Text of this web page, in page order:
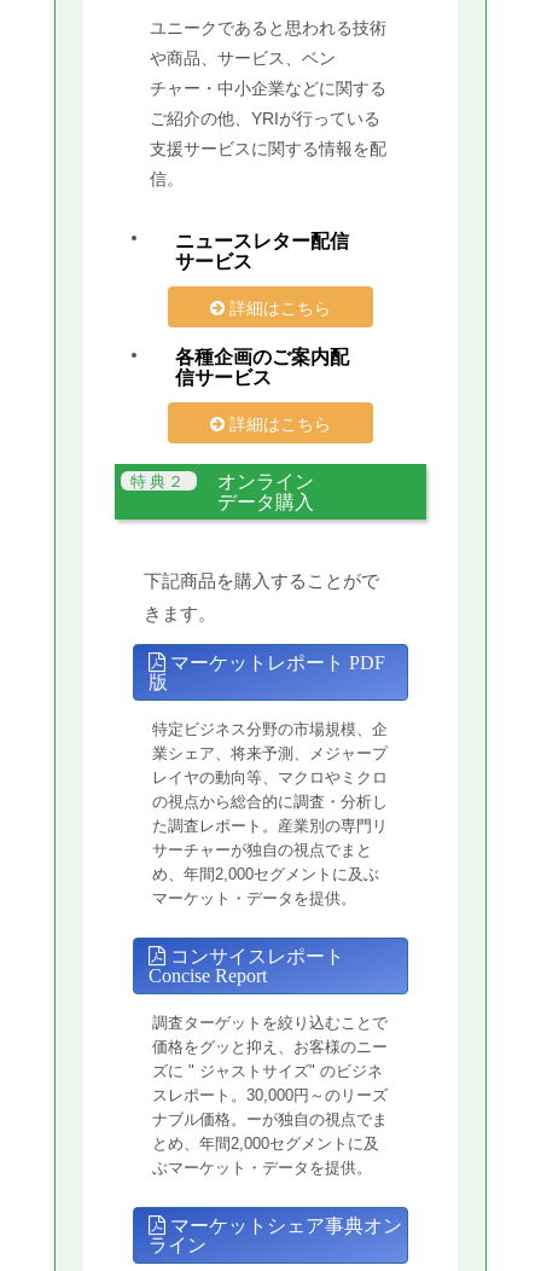
ユニークであると思われる技術
や商品、サービス、ベン
チャー・中小企業などに関する
ご紹介の他、YRIが行っている
支援サービスに関する情報を配
信。
ニュースレター配信
サービス
詳細はこちら
各種企画のご案内配
信サービス
詳細はこちら
オンライン
データ購入
下記商品を購入することがで
きます。
マーケットレポート PDF
版
特定ビジネス分野の市場規模、企
業シェア、将来予測、メジャープ
レイヤの動向等、マクロやミクロ
の視点から総合的に調査・分析し
た調査レポート。産業別の専門リ
サーチャーが独自の視点でまと
め、年間2,000セグメントに及ぶ
マーケット・データを提供。
コンサイスレポート
Concise Report
調査ターゲットを絞り込むことで
価格をグッと抑え、お客様のニー
ズに " ジャストサイズ" のビジネ
スレポート。30,000円～のリーズ
ナブル価格。ーが独自の視点でま
とめ、年間2,000セグメントに及
ぶマーケット・データを提供。
マーケットシェア事典オン
ライン